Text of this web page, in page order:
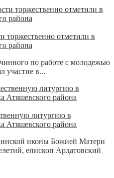
отметили в
района
по работе с молодежью
участие в...
литургию в
Атяшевского района
иконы Божией Матери
епископ Ардатовский